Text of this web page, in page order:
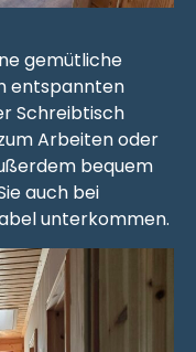
gemütliche
entspannten
Schreibtisch
Arbeiten oder
bequem
auch bei
unterkommen.